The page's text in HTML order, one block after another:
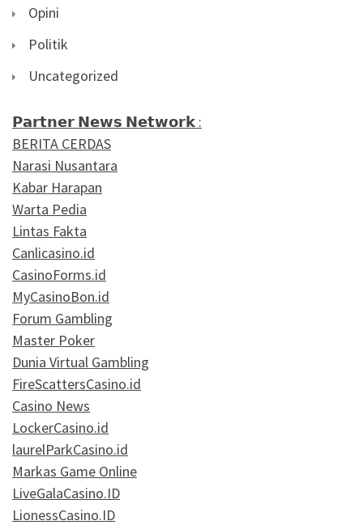
Opini
Politik
Uncategorized
𝗣𝗮𝗿𝘁𝗻𝗲𝗿 𝗡𝗲𝘄𝘀 𝗡𝗲𝘁𝘄𝗼𝗿𝗸 :
BERITA CERDAS
Narasi Nusantara
Kabar Harapan
Warta Pedia
Lintas Fakta
Canlicasino.id
CasinoForms.id
MyCasinoBon.id
Forum Gambling
Master Poker
Dunia Virtual Gambling
FireScattersCasino.id
Casino News
LockerCasino.id
laurelParkCasino.id
Markas Game Online
LiveGalaCasino.ID
LionessCasino.ID